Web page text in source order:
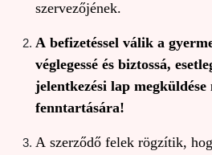
szervezőjének.
A befizetéssel válik a
véglegessé és biztossá,
jelentkezési lap megküldése
fenntartására!
A szerződő felek rögzítik,